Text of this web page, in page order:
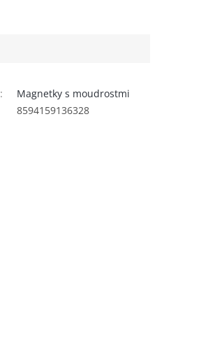
:
Magnetky s moudrostmi
8594159136328